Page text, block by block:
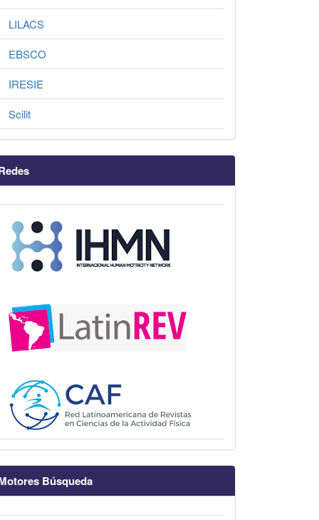
LILACS
EBSCO
IRESIE
Scilit
Búsqueda